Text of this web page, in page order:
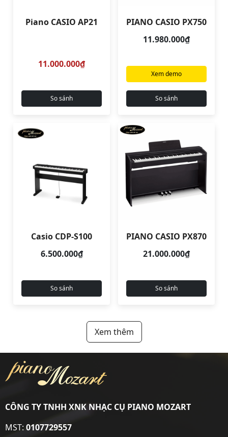
Piano CASIO AP21
11.000.000₫
So sánh
PIANO CASIO PX750
11.980.000₫
Xem demo
So sánh
Casio CDP-S100
6.500.000₫
So sánh
PIANO CASIO PX870
21.000.000₫
So sánh
Xem thêm
CÔNG TY TNHH XNK NHẠC CỤ PIANO MOZART
MST:0107729557